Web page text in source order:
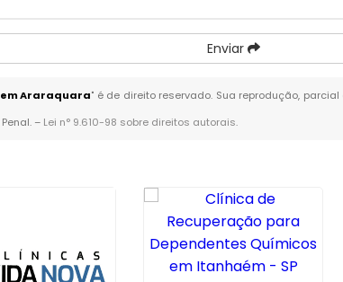
Enviar
Araraquara" é de direito reservado. Sua reprodução,
– Lei n° 9.610-98 sobre direitos autorais.